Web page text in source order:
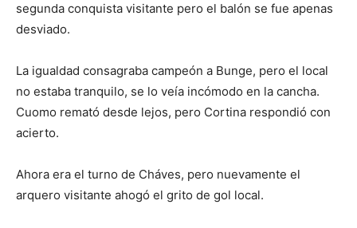
segunda conquista visitante pero el balón se fue apenas
desviado.
La igualdad consagraba campeón a Bunge, pero el local
no estaba tranquilo, se lo veía incómodo en la cancha.
Cuomo remató desde lejos, pero Cortina respondió con
acierto.
Ahora era el turno de Cháves, pero nuevamente el
arquero visitante ahogó el grito de gol local.